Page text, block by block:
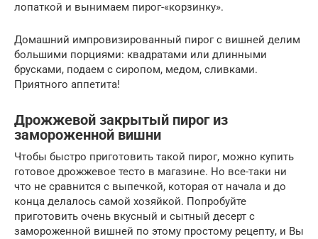
лопаткой и вынимаем пирог-«корзинку».
Домашний импровизированный пирог с вишней делим
большими порциями: квадратами или длинными
брусками, подаем с сиропом, медом, сливками.
Приятного аппетита!
Дрожжевой закрытый пирог из
замороженной вишни
Чтобы быстро приготовить такой пирог, можно купить
готовое дрожжевое тесто в магазине. Но все-таки ни
что не сравнится с выпечкой, которая от начала и до
конца делалось самой хозяйкой. Попробуйте
приготовить очень вкусный и сытный десерт с
замороженной вишней по этому простому рецепту, и Вы